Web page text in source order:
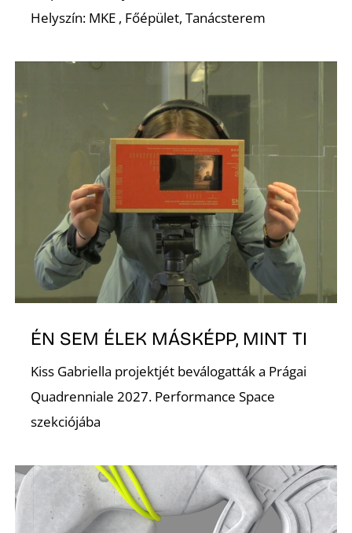
Helyszín: MKE , Főépület, Tanácsterem
ÉN SEM ÉLEK MÁSKÉPP, MINT TI
Kiss Gabriella projektjét beválogatták a Prágai
Quadrenniale 2027. Performance Space
szekciójába